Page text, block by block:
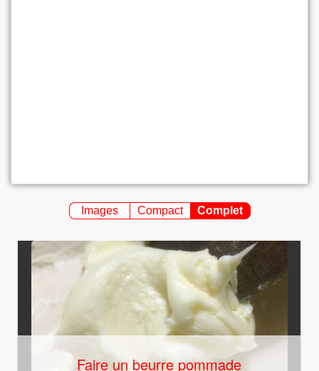
Images Compact Complet
Faire un beurre pommade